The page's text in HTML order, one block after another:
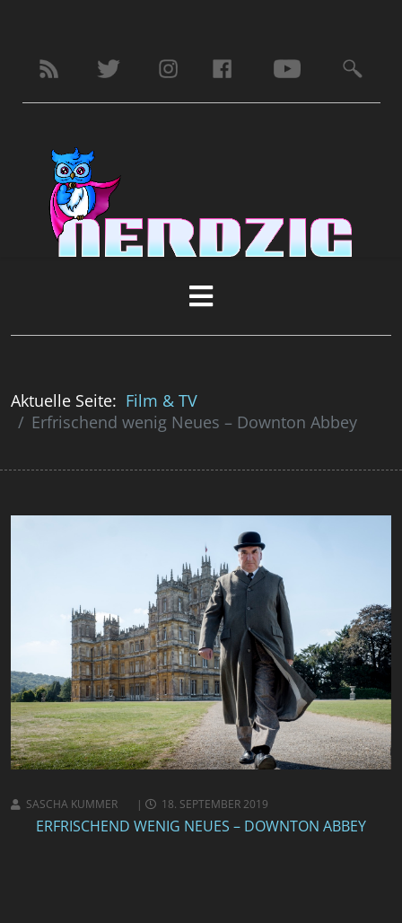
Aktuelle Seite: Film & TV
Erfrischend wenig Neues – Downton Abbey
SASCHA KUMMER 18. SEPTEMBER 2019
ERFRISCHEND WENIG NEUES – DOWNTON ABBEY